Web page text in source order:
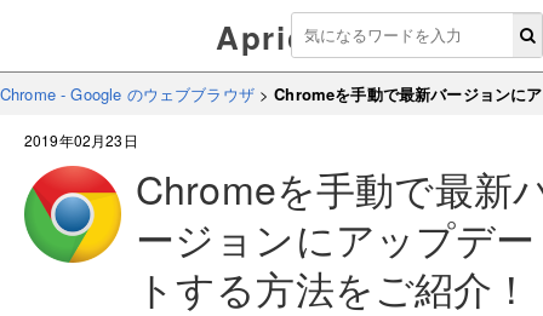
Aprico
Chrome - Google のウェブブラウザ>Chromeを手動で最新バージョンに
2019年02月23日
Chromeを手動で最新
ージョンにアップデー
トする方法をご紹介！